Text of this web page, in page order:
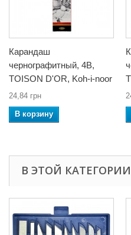
Карандаш
чернографитный, 4B,
TOISON D'OR, Koh-i-noor
24,84 грн
В корзину
В ЭТОЙ